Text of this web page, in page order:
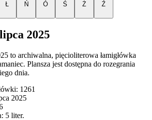
Ł Ń Ó Ś Ż Ź
2025
to archiwalna, pięcioliterowa łamigłówka
Plansza jest dostępna do rozegrania
dnia.
1261
2025
5 liter.